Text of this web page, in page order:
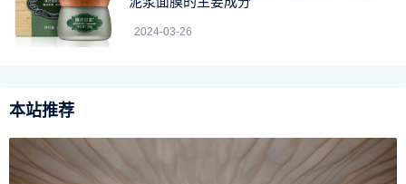
2024-03-26
本站推荐